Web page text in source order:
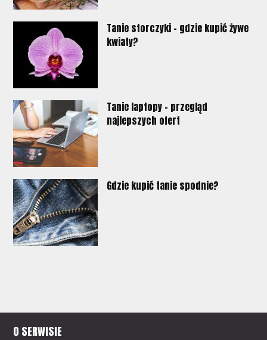
Tanie storczyki - gdzie kupić żywe
kwiaty?
Tanie laptopy - przegląd
najlepszych ofert
Gdzie kupić tanie spodnie?
O SERWISIE